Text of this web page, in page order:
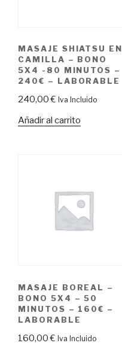
MASAJE SHIATSU EN
CAMILLA – BONO
5X4 -80 MINUTOS –
240€ – LABORABLE
240,00€ Iva Incluido
Añadir al carrito
MASAJE BOREAL –
BONO 5X4 – 50
MINUTOS – 160€ –
LABORABLE
160,00€ Iva Incluido